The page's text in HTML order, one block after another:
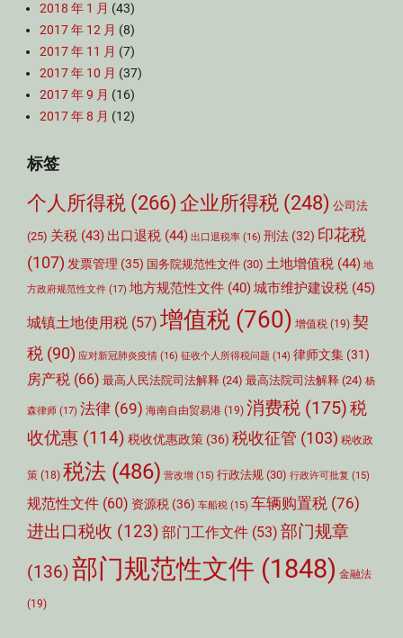
2018 年 1 月 (43)
2017 年 12 月 (8)
2017 年 11 月 (7)
2017 年 10 月 (37)
2017 年 9 月 (16)
2017 年 8 月 (12)
标签
个人所得税 (266) 企业所得税 (248) 公司法
(25) 关税 (43) 出口退税 (44) 出口退税率 (16) 刑法 (32) 印花税
(107) 发票管理 (35) 国务院规范性文件 (30) 土地增值税 (44) 地
方政府规范性文件 (17) 地方规范性文件 (40)城市维护建设税 (45)
城镇土地使用税 (57) 增值税 (760) 增值税 (19) 契
税 (90) 应对新冠肺炎疫情 (16) 征收个人所得税问题 (14) 律师文集 (31)
房产税 (66) 最高人民法院司法解释 (24) 最高法院司法解释 (24) 杨
森律师 (17) 法律 (69) 海南自由贸易港 (19) 消费税 (175)税
收优惠 (114) 税收优惠政策 (36) 税收征管 (103) 税收政
策 (18) 税法 (486) 营改增 (15) 行政法规 (30) 行政许可批复 (15)
规范性文件 (60) 资源税 (36) 车船税 (15) 车辆购置税 (76)
进出口税收 (123) 部门工作文件 (53) 部门规章
(136)部门规范性文件 (1848) 金融法
(19)